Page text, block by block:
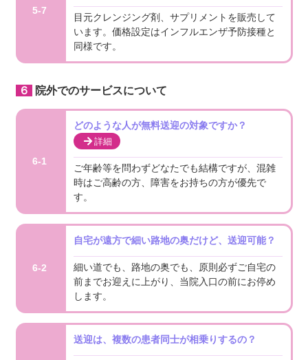
5-7
目元クレンジング剤、サプリメントを販売して
います。価格設定はインフルエンザ予防接種と
同様です。
６院外でのサービスについて
6-1
どのような人が無料送迎の対象ですか？
詳細
ご年齢等を問わずどなたでも結構ですが、混雑
時はご高齢の方、障害をお持ちの方が優先で
す。
6-2
自宅が遠方で細い路地の奥だけど、送迎可能？
細い道でも、路地の奥でも、原則必ずご自宅の
前までお迎えに上がり、当院入口の前にお停め
します。
送迎は、複数の患者同士が相乗りするの？